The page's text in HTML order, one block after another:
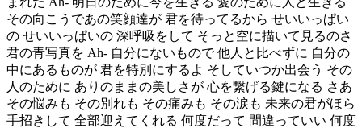
その向こうであの笑顔達が 君を待ってるから せいいっぱい
の せいいっぱいの 深呼吸をして そっと空に描いて見るのさ
君の青写真を Ah- 自分にないもので 他人と比べずに 自分の
中にあるものが 君を特別にするよ そしていつか出会う その
人のために ありのままの美しさが 心を繋げる鍵になる さあ
その悩みも その別れも その痛みも その涙も 未来の君がほら
手招きして 全部迎えてくれる 何度だって 間違っていい 何度